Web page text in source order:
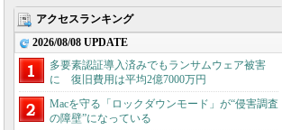
アクセスランキング
2026/08/08 UPDATE
多要素認証導入済みでもランサムウェア被害
に 復旧費用は平均2億7000万円
Macを守る「ロックダウンモード」が“侵害調査
の障壁”になっている